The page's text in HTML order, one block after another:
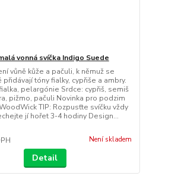
vonná svíčka Indigo Suede
vůně kůže a pačuli, k němuž se
tóny fialky, cypřiše a ambry.
pelargónie Srdce: cypřiš, semiš
pižmo, pačuli Novinka pro podzim
TIP: Rozpusťte svíčku vždy
jí hořet 3-4 hodiny Design...
Není skladem
Detail